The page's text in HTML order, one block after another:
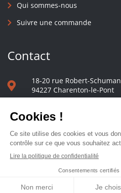
Qui sommes-nous
Suivre une commande
Contact
18-20 rue Robert-Schuman
94227 Charenton-le-Pont